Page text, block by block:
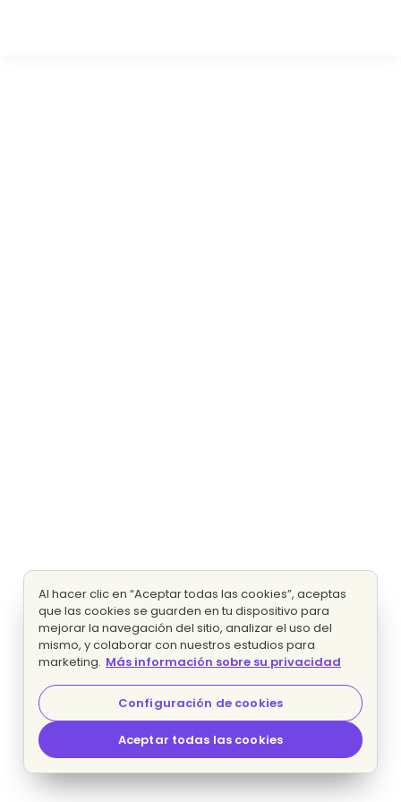
Al hacer clic en “Aceptar todas las cookies”, aceptas
que las cookies se guarden en tu dispositivo para
mejorar la navegación del sitio, analizar el uso del
mismo, y colaborar con nuestros estudios para
marketing. Más información sobre su privacidad
Configuración de cookies
Aceptar todas las cookies